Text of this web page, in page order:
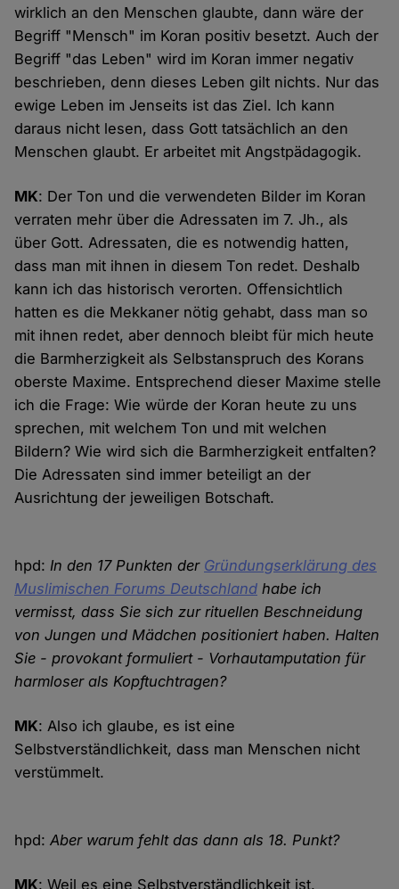
wirklich an den Menschen glaubte, dann wäre der
Begriff "Mensch" im Koran positiv besetzt. Auch der
Begriff "das Leben" wird im Koran immer negativ
beschrieben, denn dieses Leben gilt nichts. Nur das
ewige Leben im Jenseits ist das Ziel. Ich kann
daraus nicht lesen, dass Gott tatsächlich an den
Menschen glaubt. Er arbeitet mit Angstpädagogik.
MK: Der Ton und die verwendeten Bilder im Koran
verraten mehr über die Adressaten im 7. Jh., als
über Gott. Adressaten, die es notwendig hatten,
dass man mit ihnen in diesem Ton redet. Deshalb
kann ich das historisch verorten. Offensichtlich
hatten es die Mekkaner nötig gehabt, dass man so
mit ihnen redet, aber dennoch bleibt für mich heute
die Barmherzigkeit als Selbstanspruch des Korans
oberste Maxime. Entsprechend dieser Maxime stelle
ich die Frage: Wie würde der Koran heute zu uns
sprechen, mit welchem Ton und mit welchen
Bildern? Wie wird sich die Barmherzigkeit entfalten?
Die Adressaten sind immer beteiligt an der
Ausrichtung der jeweiligen Botschaft.
hpd:In den 17 Punkten der Gründungserklärung des
Muslimischen Forums Deutschland habe ich
vermisst, dass Sie sich zur rituellen Beschneidung
von Jungen und Mädchen positioniert haben. Halten
Sie - provokant formuliert - Vorhautamputation für
harmloser als Kopftuchtragen?
MK: Also ich glaube, es ist eine
Selbstverständlichkeit, dass man Menschen nicht
verstümmelt.
hpd:Aber warum fehlt das dann als 18. Punkt?
MK: Weil es eine Selbstverständlichkeit ist.